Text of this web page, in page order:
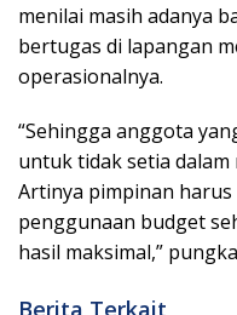
menilai masih adanya
bertugas di lapangan
operasionalnya.
“Sehingga anggota
untuk tidak setia dalam
Artinya pimpinan
penggunaan budget
hasil maksimal,”
Berita Terkait